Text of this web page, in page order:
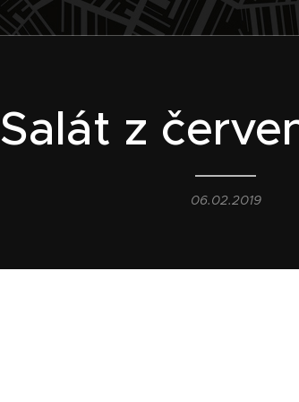
Salát z
06.02.2019